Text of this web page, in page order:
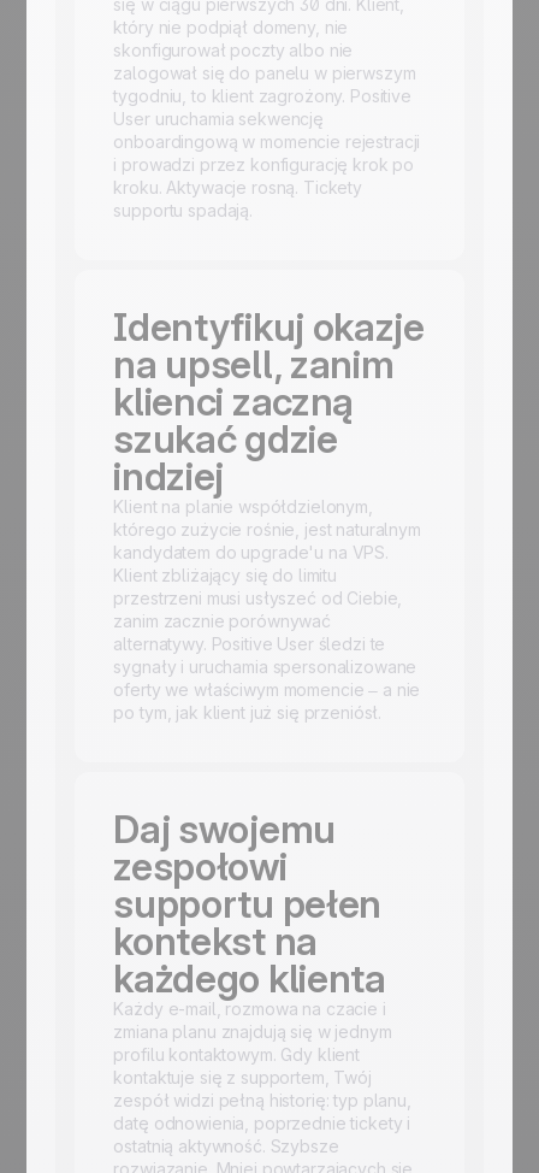
się w ciągu pierwszych 30 dni. Klient,
który nie podpiął domeny, nie
skonfigurował poczty albo nie
zalogował się do panelu w pierwszym
tygodniu, to klient zagrożony. Positive
User uruchamia sekwencję
onboardingową w momencie rejestracji
i prowadzi przez konfigurację krok po
kroku. Aktywacje rosną. Tickety
supportu spadają.
Identyfikuj okazje
na upsell, zanim
klienci zaczną
szukać gdzie
indziej
Klient na planie współdzielonym,
którego zużycie rośnie, jest naturalnym
kandydatem do upgrade'u na VPS.
Klient zbliżający się do limitu
przestrzeni musi usłyszeć od Ciebie,
zanim zacznie porównywać
alternatywy. Positive User śledzi te
sygnały i uruchamia spersonalizowane
oferty we właściwym momencie – a nie
po tym, jak klient już się przeniósł.
Daj swojemu
zespołowi
supportu pełen
kontekst na
każdego klienta
Każdy e-mail, rozmowa na czacie i
zmiana planu znajdują się w jednym
profilu kontaktowym. Gdy klient
kontaktuje się z supportem, Twój
zespół widzi pełną historię: typ planu,
datę odnowienia, poprzednie tickety i
ostatnią aktywność. Szybsze
rozwiązanie. Mniej powtarzających się